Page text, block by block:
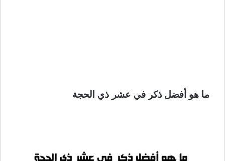
ما هو أفضل ذكر في عشر ذي الحجة